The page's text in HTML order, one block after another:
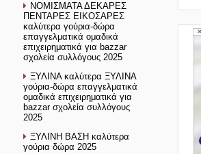
ΝΟΜΙΣΜΑΤΑ ΔΕΚΑΡΕΣ
ΠΕΝΤΑΡΕΣ ΕΙΚΟΣΑΡΕΣ
καλύτερα γούρια-δώρα
επαγγελματικά ομαδικά
επιχειρηματικά για bazzar
σχολεία συλλόγους 2025
ΞΥΛΙΝΑ καλύτερα ΞΥΛΙΝΑ
γούρια-δώρα επαγγελματικά
ομαδικά επιχειρηματικά για
bazzar σχολεία συλλόγους
2025
ΞΥΛΙΝΗ ΒΑΣΗ καλύτερα
γούρια δώρα 2025